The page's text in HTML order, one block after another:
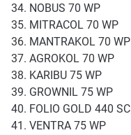
NOBUS 70 WP
MITRACOL 70 WP
MANTRAKOL 70 WP
AGROKOL 70 WP
KARIBU 75 WP
GROWNIL 75 WP
FOLIO GOLD 440 SC
VENTRA 75 WP